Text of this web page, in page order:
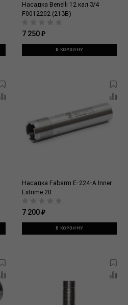
Насадка Benelli 12 кал 3/4
F0012202 (213B)
7 250 ₽
В КОРЗИНУ
Насадка Fabarm E-224-A Inner
Extrime 20
7 200 ₽
В КОРЗИНУ